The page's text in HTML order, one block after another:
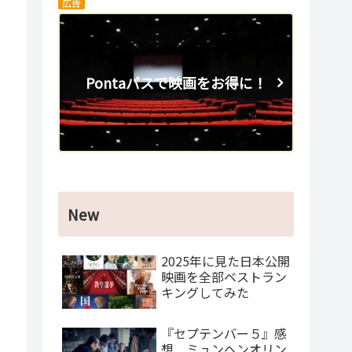
Pontaパスで映画をお得に！
New
2025年に見た日本公開
映画を全部ベストラン
キングしてみた
『セプテンバー５』感